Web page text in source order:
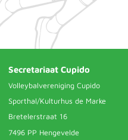
Secretariaat Cupido
Volleybalvereniging Cupido
Sporthal/Kulturhus de Marke
Bretelerstraat 16
7496 PP Hengevelde